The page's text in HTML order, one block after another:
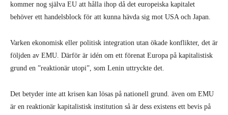
kommer nog själva EU att hålla ihop då det europeiska kapitalet
behöver ett handelsblock för att kunna hävda sig mot USA och Japan.
Varken ekonomisk eller politisk integration utan ökade konflikter, det är
följden av EMU. Därför är idén om ett förenat Europa på kapitalistisk
grund en ”reaktionär utopi”, som Lenin uttryckte det.
Det betyder inte att krisen kan lösas på nationell grund. även om EMU
är en reaktionär kapitalistisk institution så är dess existens ett bevis på